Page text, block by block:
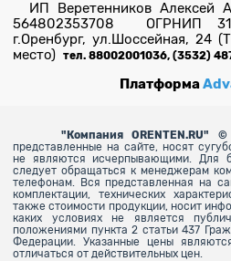
ИП Веретенников
564802353708 ОГРНИП
г.Оренбург, ул.Шоссейная, 24
место) тел. 88002001036, (3532)
Платформа
" Компания ORENTEN.RU"
представленные на сайте, носят
не являются исчерпывающими. Для
следует обращаться к менеджерам
телефонам. Вся представленная на
комплектации, технических
также стоимости продукции, носит
каких условиях не является
положениями пункта 2 статьи 437
Федерации. Указанные цены
отличаться от действительных цен.